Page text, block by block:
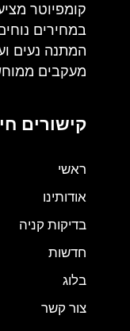
קומפיוטר
במחירים
המתנה נעים
מעקבים
קישורים
ראשי
אודותינו
בדיקות קניה
חדשות
בלוג
צור קשר